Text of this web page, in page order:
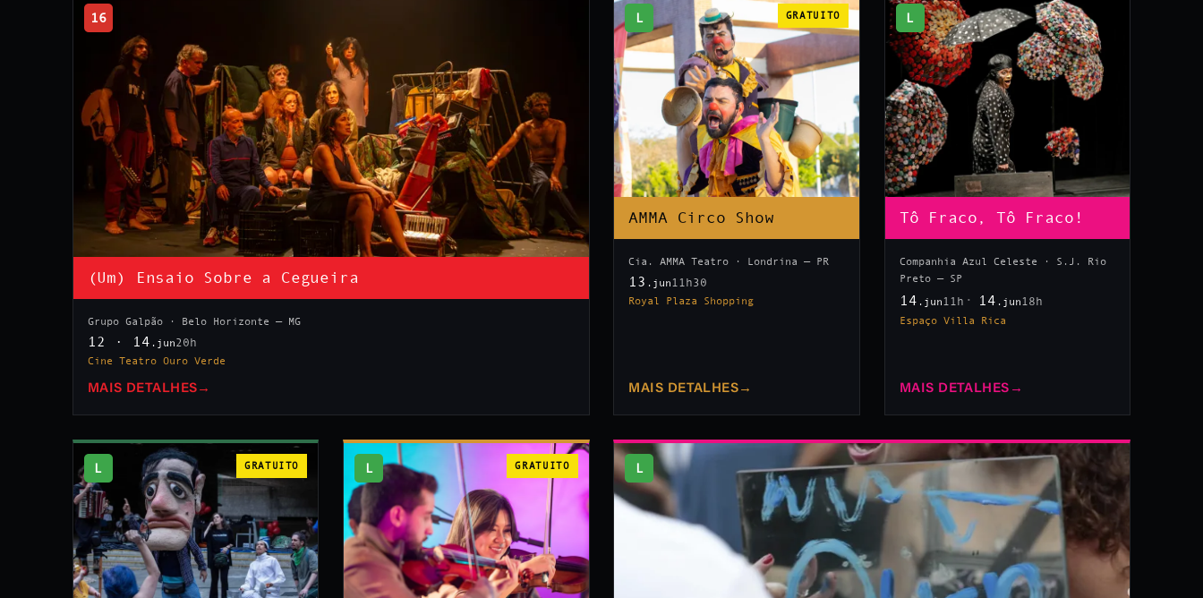
16
(Um) Ensaio Sobre a Cegueira
Grupo Galpão · Belo Horizonte — MG
12 · 14 .jun20h
Cine Teatro Ouro Verde
MAIS DETALHES →
L GRATUITO
AMMA Circo Show
Cia. AMMA Teatro · Londrina — PR
13 .jun11h30
Royal Plaza Shopping
MAIS DETALHES →
L
Tô Fraco, Tô Fraco!
Companhia Azul Celeste · S.J. Rio
Preto — SP
14 .jun11h 14 .jun18h
Espaço Villa Rica
MAIS DETALHES →
L GRATUITO L GRATUITO L